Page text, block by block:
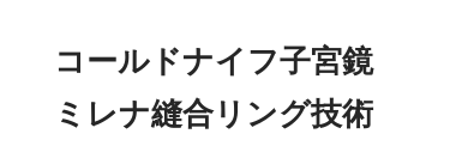
コールドナイフ子宮鏡
ミレナ縫合リング技術